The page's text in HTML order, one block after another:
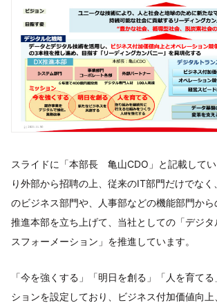
スライドに「本部長 亀山CDO」と記載してい
り外部から招聘の上、従来のIT部門だけでな
のビジネス部門や、人事部などの機能部門か
推進本部を立ち上げて、当社としての「デジ
スフォーメーション」を推進しています。
「今を強くする」「明日を創る」「人を育て
ションを設定しており、ビジネス付加価値向